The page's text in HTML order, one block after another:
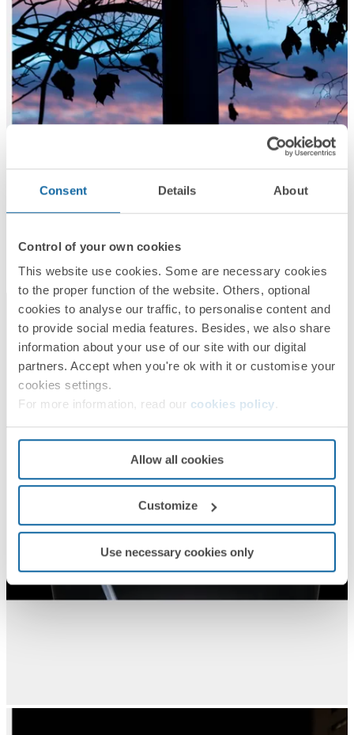
Consent Details About
Control of your own cookies
This website use cookies. Some are necessary cookies
to the proper function of the website. Others, optional
cookies to analyse our traffic, to personalise content and
to provide social media features. Besides, we also share
information about your use of our site with our digital
partners. Accept when you're ok with it or customise your
cookies settings.
For more information, read our cookies policy
Allow all cookies
Customize
Use necessary cookies only